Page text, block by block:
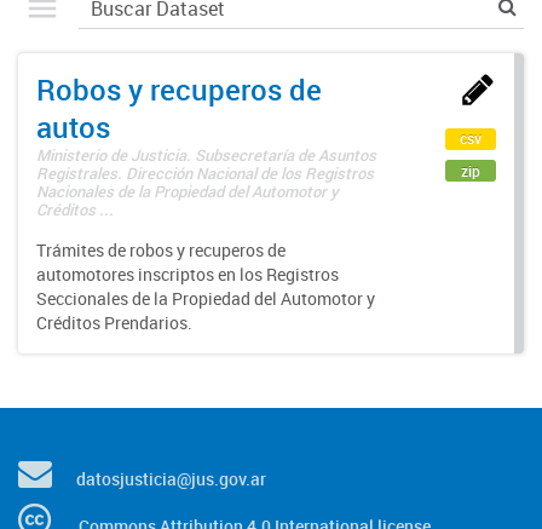
Robos y recuperos de
autos
Ministerio de Justicia. Subsecretaría de Asuntos
Registrales. Dirección Nacional de los Registros
Nacionales de la Propiedad del Automotor y
Créditos ...
Trámites de robos y recuperos de
automotores inscriptos en los Registros
Seccionales de la Propiedad del Automotor y
Créditos Prendarios.
csv
zip
datosjusticia@jus.gov.ar